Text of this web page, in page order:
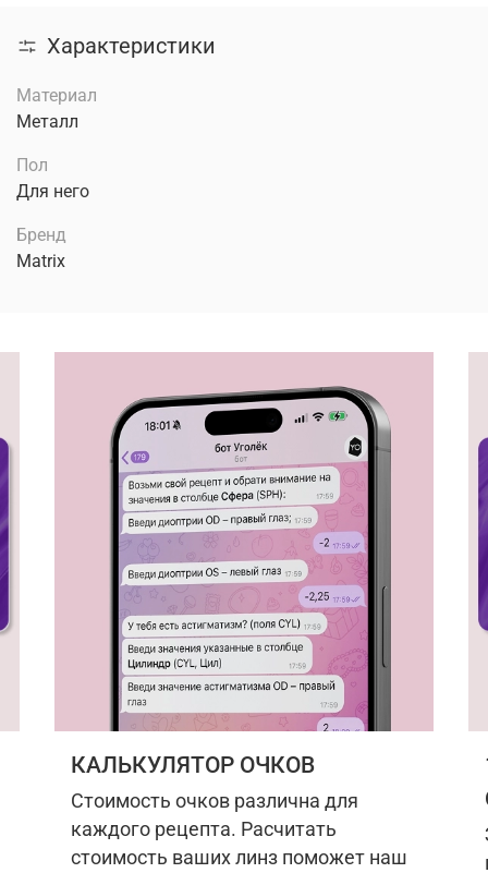
Характеристики
Материал
Металл
Пол
Для него
Бренд
Matrix
КАЛЬКУЛЯТОР ОЧКОВ
Стоимость очков различна для
каждого рецепта. Расчитать
стоимость ваших линз поможет наш